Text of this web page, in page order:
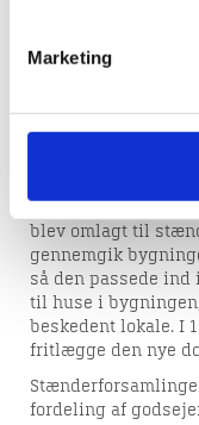
Marketing
Holsten. Disse var
rådgive den
lovforslag. De
Den viborgske
deputerede fra
blev omlagt til
gennemgik
så den passede
til huse i
beskedent lokale. I
fritlægge den nye
fordeling af